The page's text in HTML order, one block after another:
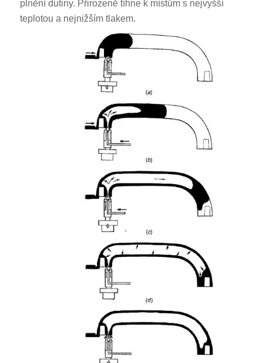
plnění dutiny. Přirozeně tíhne k místům s nejvyšší
teplotou a nejnižším tlakem.